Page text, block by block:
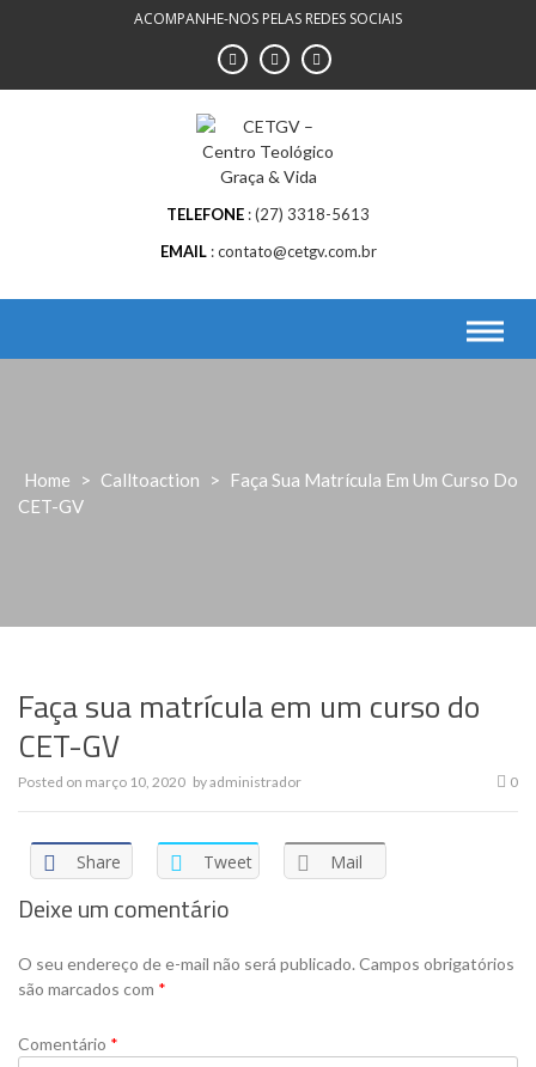
ACOMPANHE-NOS PELAS REDES SOCIAIS
TELEFONE (27) 3318-5613
EMAIL contato@cetgv.com.br
Home > Calltoaction >
Faça Sua Matrícula Em Um Curso Do
CET-GV
Faça sua matrícula em um curso do
CET-GV
Posted on março 10, 2020 byadministrador 0
Share Tweet Mail
Deixe um comentário
O seu endereço de e-mail não será publicado.Campos obrigatórios
são marcados com *
Comentário *